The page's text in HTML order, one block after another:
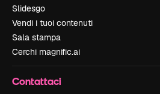
Slidesgo
Vendi i tuoi contenuti
Sala stampa
Cerchi magnific.ai
Contattaci